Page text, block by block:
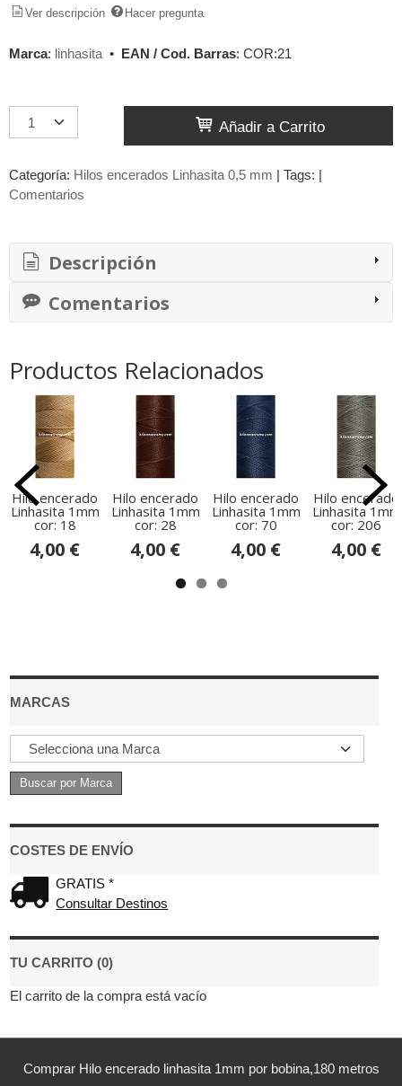
MARCAS
COSTES DE ENVÍO
GRATIS *
Consultar Destinos
TU CARRITO (0)
El carrito de la compra está vacío
Ver descripción Hacer pregunta
Marca: linhasita • EAN / Cod. Barras: COR:21
Añadir a Carrito
Categoría: Hilos encerados Linhasita 0,5 mm | Tags: |
Comentarios
Descripción
Comentarios
Productos Relacionados
Hilo encerado
Linhasita 1mm
cor: 18
4,00 €
Hilo encerado
Linhasita 1mm
cor: 28
4,00 €
Hilo encerado
Linhasita 1mm
cor: 70
4,00 €
Hilo encerado
Linhasita 1mm
cor: 206
4,00 €
Comprar Hilo encerado linhasita 1mm por bobina,180 metros